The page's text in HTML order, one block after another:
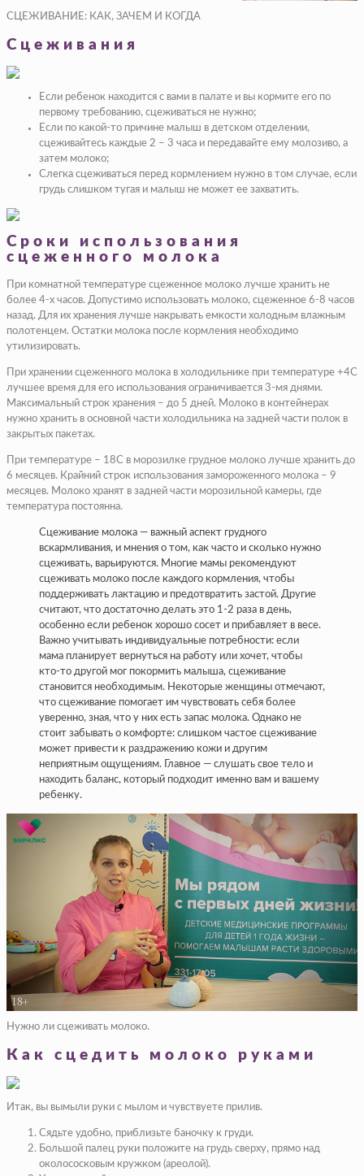
СЦЕЖИВАНИЕ: КАК, ЗАЧЕМ И КОГДА
Сцеживания
Если ребенок находится с вами в палате и вы кормите его по
первому требованию, сцеживаться не нужно;
Если по какой-то причине малыш в детском отделении,
сцеживайтесь каждые 2 – 3 часа и передавайте ему молозиво, а
затем молоко;
Слегка сцеживаться перед кормлением нужно в том случае, если
грудь слишком тугая и малыш не может ее захватить.
Сроки использования
сцеженного молока
При комнатной температуре сцеженное молоко лучше хранить не
более 4-х часов. Допустимо использовать молоко, сцеженное 6-8 часов
назад. Для их хранения лучше накрывать емкости холодным влажным
полотенцем. Остатки молока после кормления необходимо
утилизировать.
При хранении сцеженного молока в холодильнике при температуре +4C
лучшее время для его использования ограничивается 3-мя днями.
Максимальный строк хранения – до 5 дней. Молоко в контейнерах
нужно хранить в основной части холодильника на задней части полок в
закрытых пакетах.
При температуре – 18С в морозилке грудное молоко лучше хранить до
6 месяцев. Крайний строк использования замороженного молока – 9
месяцев. Молоко хранят в задней части морозильной камеры, где
температура постоянна.
Сцеживание молока — важный аспект грудного
вскармливания, и мнения о том, как часто и сколько нужно
сцеживать, варьируются. Многие мамы рекомендуют
сцеживать молоко после каждого кормления, чтобы
поддерживать лактацию и предотвратить застой. Другие
считают, что достаточно делать это 1-2 раза в день,
особенно если ребенок хорошо сосет и прибавляет в весе.
Важно учитывать индивидуальные потребности: если
мама планирует вернуться на работу или хочет, чтобы
кто-то другой мог покормить малыша, сцеживание
становится необходимым. Некоторые женщины отмечают,
что сцеживание помогает им чувствовать себя более
уверенно, зная, что у них есть запас молока. Однако не
стоит забывать о комфорте: слишком частое сцеживание
может привести к раздражению кожи и другим
неприятным ощущениям. Главное — слушать свое тело и
находить баланс, который подходит именно вам и вашему
ребенку.
Нужно ли сцеживать молоко.
Как сцедить молоко руками
Итак, вы вымыли руки с мылом и чувствуете прилив.
Сядьте удобно, приблизьте баночку к груди.
Большой палец руки положите на грудь сверху, прямо над
околососковым кружком (ареолой).